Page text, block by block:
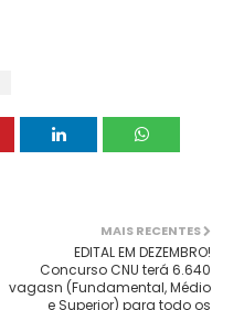
MAIS RECENTES
EDITAL EM DEZEMBRO!
Concurso CNU terá 6.640
vagasn (Fundamental, Médio
e Superior) para todo os